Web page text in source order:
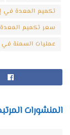
تكميم المعدة في
سعر تكميم
عمليات السمنة في
المنشورات